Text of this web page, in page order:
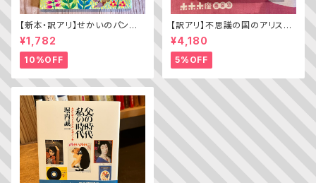
【新本・訳アリ】せかいのパン
ちきゅうのパン（普及版 かこさ
¥1,782
10%OFF
【訳アリ】不思議の国のアリス（A
lice’s Adventures in WOND
ERLAND）
¥4,180
5%OFF